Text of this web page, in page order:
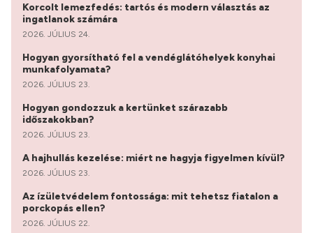
Korcolt lemezfedés: tartós és modern választás az
ingatlanok számára
2026. JÚLIUS 24.
Hogyan gyorsítható fel a vendéglátóhelyek konyhai
munkafolyamata?
2026. JÚLIUS 23.
Hogyan gondozzuk a kertünket szárazabb
időszakokban?
2026. JÚLIUS 23.
A hajhullás kezelése: miért ne hagyja figyelmen kívül?
2026. JÚLIUS 23.
Az ízületvédelem fontossága: mit tehetsz fiatalon a
porckopás ellen?
2026. JÚLIUS 22.